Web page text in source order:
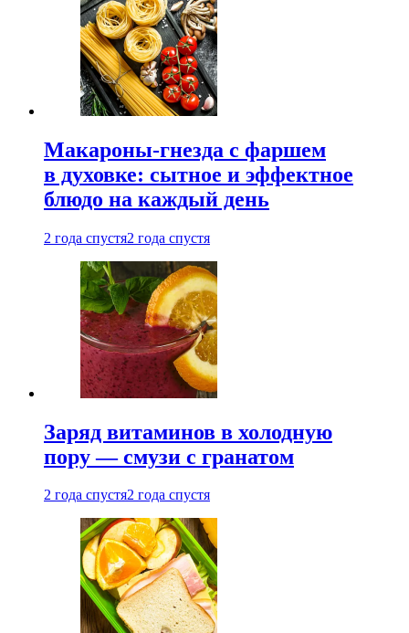
Макароны-гнезда с фаршем
в духовке: сытное и эффектное
блюдо на каждый день
2 года спустя2 года спустя
Заряд витаминов в холодную
пору — смузи с гранатом
2 года спустя2 года спустя